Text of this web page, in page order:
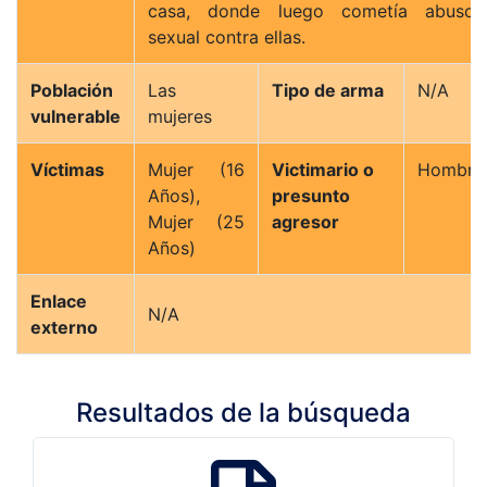
casa, donde luego cometía abusos
sexual contra ellas.
Población
vulnerable
Las
mujeres
Tipo de arma N/A
Víctimas
Mujer (16
Años),
Mujer (25
Años)
Victimario o
presunto
agresor
Hombre
Enlace
externo
N/A
Resultados de la búsqueda